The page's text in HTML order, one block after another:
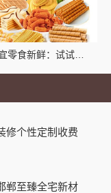
修个性定制收费
郸至臻全宅新材